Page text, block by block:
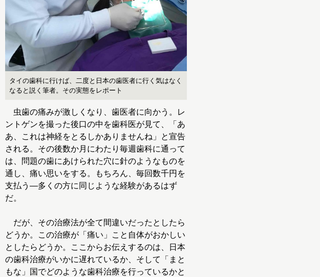
タイの歯科に行けば、二度と日本の歯医者に行く気はなく
なると説く筆者。その実態をレポート
虫歯の痛みが激しくなり、歯医者に向かう。レ
ントゲンを撮った後口の中を歯科医が見て、「あ
あ、これは神経をとるしかありませんね」と宣告
される。その後数か月にわたり毎週歯科に通って
は、問題の歯にあけられた穴に針のようなものを
通し、痛い思いをする。もちろん、毎回数千円を
支払う―多くの方に同じような経験があるはず
だ。
だが、その治療法が全て間違いだったとしたら
どうか。この治療が「痛い」こと自体がおかしい
としたらどうか。ここからお伝えするのは、日本
の歯科治療がいかに遅れているか、そして「まと
もな」国でどのような歯科治療を行っているかと